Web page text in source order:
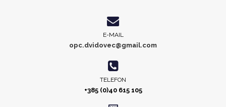
E-MAIL
opc.dvidovec@gmail.com
TELEFON
+385 (0)40 615 105